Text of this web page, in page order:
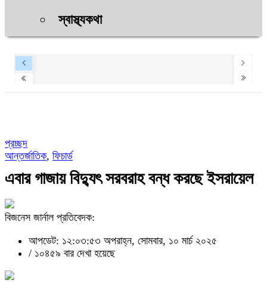
স্বাস্থ্যকথা
প্রচ্ছদ
আন্তর্জাতিক, ফিচার্ড
এবার গাজায় বিদ্যুৎ সরবরাহ বন্ধ করছে ইসরায়েল
বিজনেস জার্নাল প্রতিবেদক:
আপডেট: ১২:০৩:৫৩ অপরাহ্ন, সোমবার, ১০ মার্চ ২০২৫
/ ১০৪৫৯ বার দেখা হয়েছে